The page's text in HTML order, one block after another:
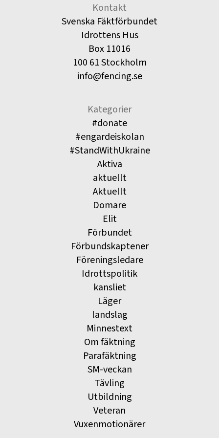
Kontakt
Svenska Fäktförbundet
Idrottens Hus
Box 11016
100 61 Stockholm
info@fencing.se
Kategorier
#donate
#engardeiskolan
#StandWithUkraine
Aktiva
aktuellt
Aktuellt
Domare
Elit
Förbundet
Förbundskaptener
Föreningsledare
Idrottspolitik
kansliet
Läger
landslag
Minnestext
Om fäktning
Parafäktning
SM-veckan
Tävling
Utbildning
Veteran
Vuxenmotionärer